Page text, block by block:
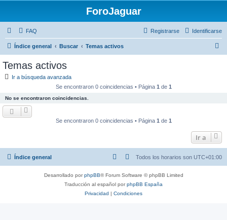
ForoJaguar
FAQ Identificarse
Registrarse
Índice general Buscar Temas activos
Temas activos
Ir a búsqueda avanzada
Se encontraron 0 coincidencias • Página 1 de 1
No se encontraron coincidencias.
Se encontraron 0 coincidencias • Página 1 de 1
Ir a
Índice general Todos los horarios son UTC+01:00
Desarrollado porphpBB® Forum Software © phpBB Limited
Traducción al español porphpBB España
Privacidad | Condiciones